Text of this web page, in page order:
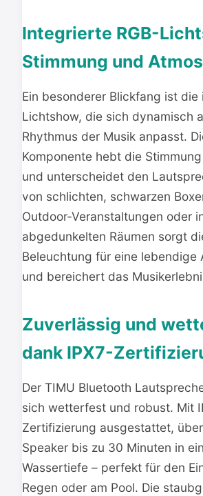
Integrierte RGB-
Stimmung und
Ein besonderer Blickfang ist
Lichtshow, die sich dynamisch
Rhythmus der Musik anpasst.
Komponente hebt die
und unterscheidet den
von schlichten, schwarzen
Outdoor-Veranstaltungen oder
abgedunkelten Räumen sorgt
Beleuchtung für eine lebendige
und bereichert das
Zuverlässig und
dank IPX7-
Der TIMU Bluetooth
sich wetterfest und robust. Mit
Zertifizierung ausgestattet,
Speaker bis zu 30 Minuten in
Wassertiefe – perfekt für den
Regen oder am Pool. Die